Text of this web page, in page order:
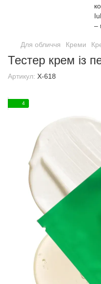
Для обличчя Креми
Тестер крем із
Артикул: Х-618
4